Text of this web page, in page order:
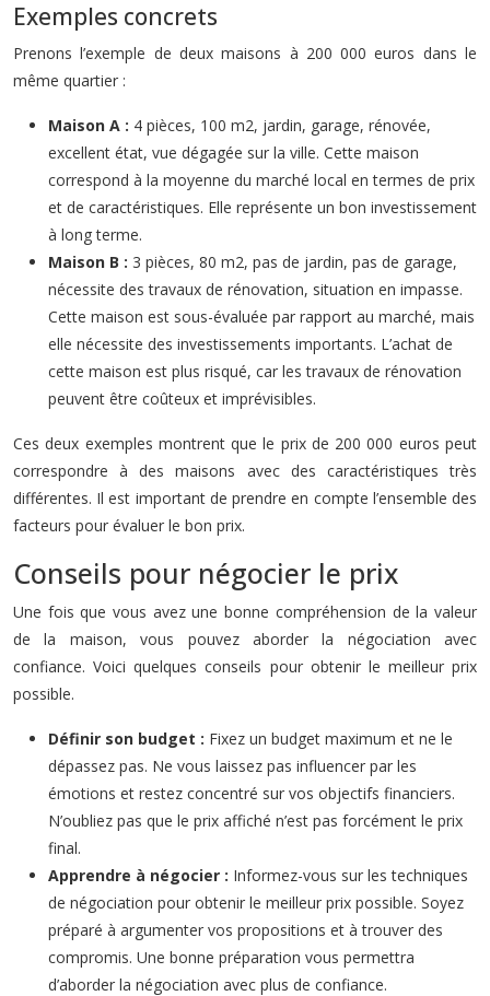
Exemples concrets
Prenons l’exemple de deux maisons à 200 000 euros dans le
même quartier :
Maison A : 4 pièces, 100 m2, jardin, garage, rénovée,
excellent état, vue dégagée sur la ville. Cette maison
correspond à la moyenne du marché local en termes de prix
et de caractéristiques. Elle représente un bon investissement
à long terme.
Maison B : 3 pièces, 80 m2, pas de jardin, pas de garage,
nécessite des travaux de rénovation, situation en impasse.
Cette maison est sous-évaluée par rapport au marché, mais
elle nécessite des investissements importants. L’achat de
cette maison est plus risqué, car les travaux de rénovation
peuvent être coûteux et imprévisibles.
Ces deux exemples montrent que le prix de 200 000 euros peut
correspondre à des maisons avec des caractéristiques très
différentes. Il est important de prendre en compte l’ensemble des
facteurs pour évaluer le bon prix.
Conseils pour négocier le prix
Une fois que vous avez une bonne compréhension de la valeur
de la maison, vous pouvez aborder la négociation avec
confiance. Voici quelques conseils pour obtenir le meilleur prix
possible.
Définir son budget : Fixez un budget maximum et ne le
dépassez pas. Ne vous laissez pas influencer par les
émotions et restez concentré sur vos objectifs financiers.
N’oubliez pas que le prix affiché n’est pas forcément le prix
final.
Apprendre à négocier : Informez-vous sur les techniques
de négociation pour obtenir le meilleur prix possible. Soyez
préparé à argumenter vos propositions et à trouver des
compromis. Une bonne préparation vous permettra
d’aborder la négociation avec plus de confiance.